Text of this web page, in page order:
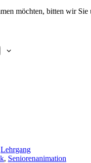
möchten, bitten wir
Lehrgang
, Seniorenanimation